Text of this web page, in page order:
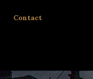
Contact